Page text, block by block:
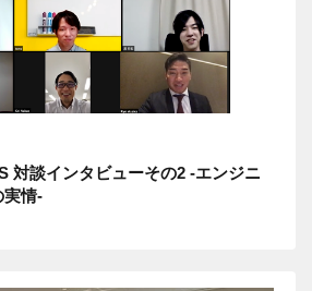
対談インタビューその2 -エンジニ
実情-